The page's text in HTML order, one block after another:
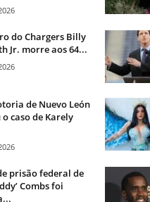
do Chargers Billy
Jr. morre aos 64...
de Nuevo León
caso de Karely
prisão federal de
Combs foi